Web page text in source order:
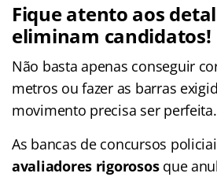
Fique atento aos
eliminam candidatos!
Não basta apenas conseguir
metros ou fazer as barras
movimento precisa ser perfeita.
As bancas de concursos
avaliadores rigorososque